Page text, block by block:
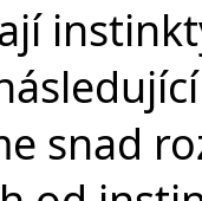
snad